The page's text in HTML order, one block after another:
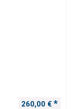
260,00 €